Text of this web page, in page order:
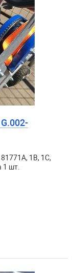
1В, 1С,
1 шт.